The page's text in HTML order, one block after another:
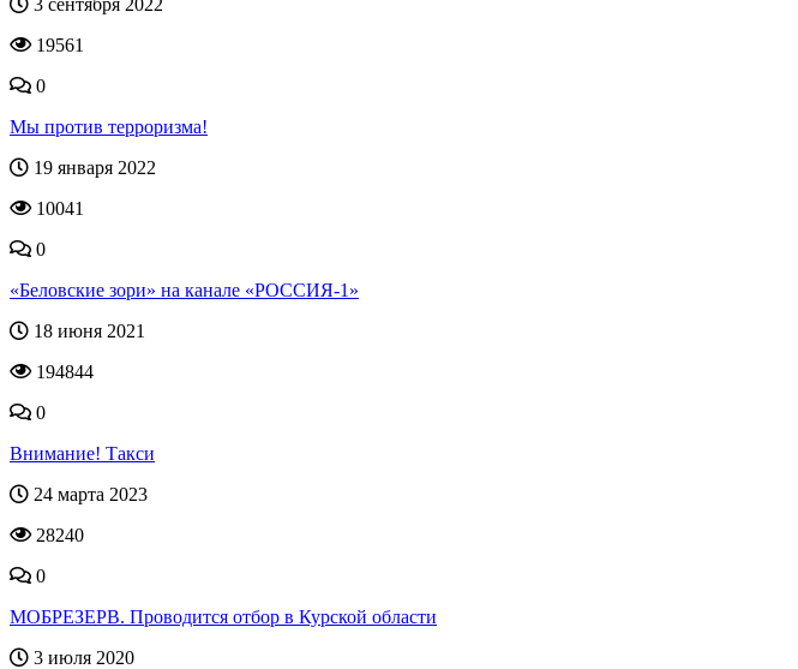
3 сентября 2022
19561
0
Мы против терроризма!
19 января 2022
10041
0
«Беловские зори» на канале «РОССИЯ-1»
18 июня 2021
194844
0
Внимание! Такси
24 марта 2023
28240
0
МОБРЕЗЕРВ. Проводится отбор в Курской области
3 июля 2020